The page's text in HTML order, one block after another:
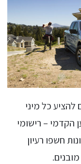
כל מיני
הקדמי – רישומי
חשפו רעיון